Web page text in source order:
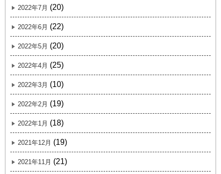
2022年7月 (20)
2022年6月 (22)
2022年5月 (20)
2022年4月 (25)
2022年3月 (10)
2022年2月 (19)
2022年1月 (18)
2021年12月 (19)
2021年11月 (21)